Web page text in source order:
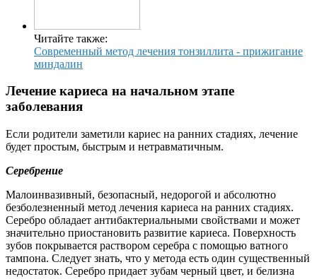
Читайте также:
Современный метод лечения тонзиллита - прижигание
миндалин
Лечение кариеса на начальном этапе
заболевания
Если родители заметили кариес на ранних стадиях, лечение
будет простым, быстрым и нетравматичным.
Серебрение
Малоинвазивный, безопасный, недорогой и абсолютно
безболезненный метод лечения кариеса на ранних стадиях.
Серебро обладает антибактериальными свойствами и может
значительно приостановить развитие кариеса. Поверхность
зубов покрывается раствором серебра с помощью ватного
тампона. Следует знать, что у метода есть один существенный
недостаток. Серебро придает зубам черный цвет, и белизна